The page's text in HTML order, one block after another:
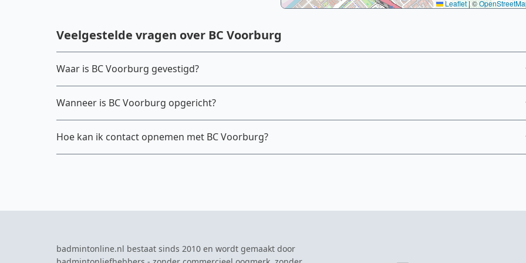
Leaflet|©
Veelgestelde vragen over BC Voorburg
Waar is BC Voorburg gevestigd?
Wanneer is BC Voorburg opgericht?
Hoe kan ik contact opnemen met BC Voorburg?
badmintonline.nl bestaat sinds 2010 en wordt gemaakt door